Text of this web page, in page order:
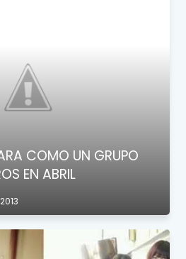
COMO UN GRUPO
EN ABRIL